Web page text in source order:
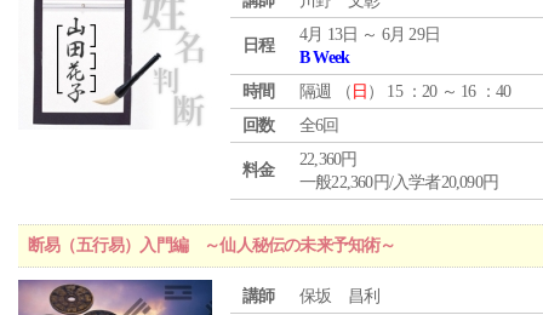
日程
4月 13日 ～ 6月 29日
B Week
時間
隔週 （ 日 ） 15 ：20 ～ 16 ：40
回数
全6回
料金
22,360円
一般22,360円/入学者20,090円
断易（五行易）入門編 ～仙人秘伝の未来予知術～
講師 保坂 昌利